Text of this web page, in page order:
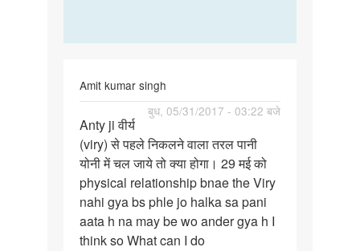
Amit kumar singh
बुध, 05/31/2017 - 03:22 बजे
Anty
ji
वीर्य
(viry)
से
पहले
Anty ji वीर्य
(viry) से पहले निकलने वाला तरल पानी
योनी में चल जाये तो क्या होगा। 29 मई को
physical relationship bnae the Viry
nahi gya bs phle jo halka sa pani
aata h na may be wo ander gya h I
think so What can I do